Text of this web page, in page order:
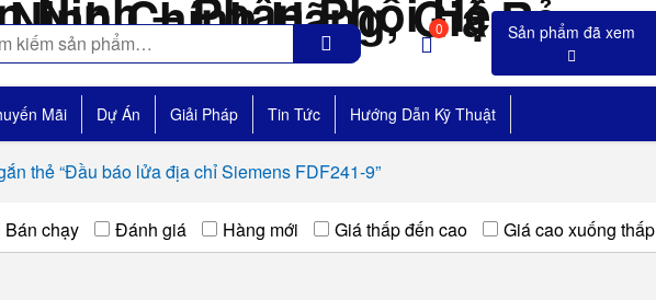
0
Mãi Dự Án Giải Pháp Tin Tức Hướng Dẫn Kỹ Thuật
thẻ “Đầu báo lửa địa chỉ Siemens FDF241-9”
Bán chạy Đánh giá Hàng mới Giá thấp đến cao Giá cao xuống thấp